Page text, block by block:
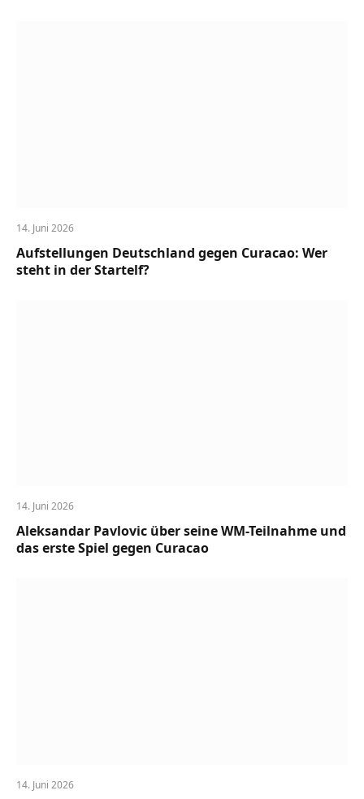
14. Juni 2026
Aufstellungen Deutschland gegen Curacao: Wer
steht in der Startelf?
14. Juni 2026
Aleksandar Pavlovic über seine WM-Teilnahme und
das erste Spiel gegen Curacao
14. Juni 2026